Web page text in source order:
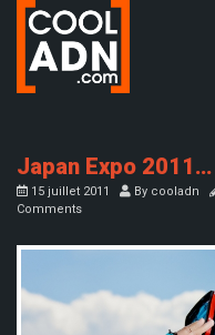
Japan Expo
15 juillet 2011 By cooladn
Comments